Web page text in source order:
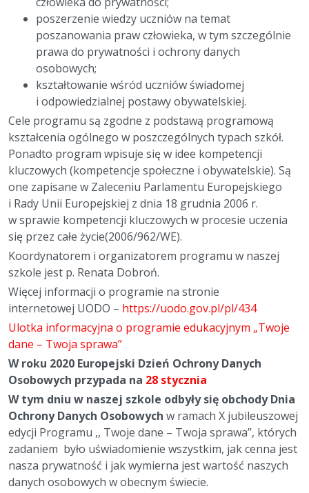
poszerzenie wiedzy uczniów na temat
poszanowania praw człowieka, w tym szczególnie
prawa do prywatności i ochrony danych
osobowych;
kształtowanie wśród uczniów świadomej
i odpowiedzialnej postawy obywatelskiej.
Cele programu są zgodne z podstawą programową
kształcenia ogólnego w poszczególnych typach szkół.
Ponadto program wpisuje się w idee kompetencji
kluczowych (kompetencje społeczne i obywatelskie). Są
one zapisane w Zaleceniu Parlamentu Europejskiego
i Rady Unii Europejskiej z dnia 18 grudnia 2006 r.
w sprawie kompetencji kluczowych w procesie uczenia
się przez całe życie(2006/962/WE).
Koordynatorem i organizatorem programu w naszej
szkole jest p. Renata Dobroń.
Więcej informacji o programie na stronie
internetowej UODO – https://uodo.gov.pl/pl/434
Ulotka informacyjna o programie edukacyjnym „Twoje
dane – Twoja sprawa”
W roku 2020 Europejski Dzień Ochrony Danych
Osobowych przypada na 28 stycznia
W tym dniu w naszej szkole odbyły się obchody Dnia
Ochrony Danych Osobowych w ramach X jubileuszowej
edycji Programu ,, Twoje dane – Twoja sprawa”, których
zadaniem było uświadomienie wszystkim, jak cenna jest
nasza prywatność i jak wymierna jest wartość naszych
danych osobowych w obecnym świecie.